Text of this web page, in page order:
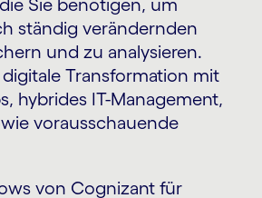
Sie benötigen, um
ständig verändernden
und zu analysieren.
Transformation mit
hybrides IT-Management,
vorausschauende
von Cognizant für